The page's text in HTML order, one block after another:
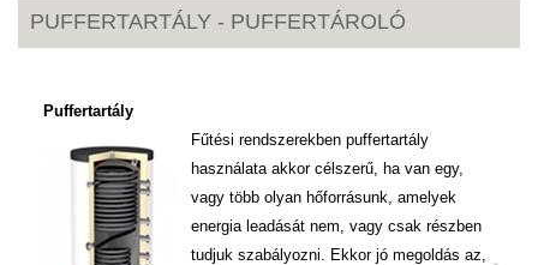
PUFFERTARTÁLY - PUFFERTÁROLÓ
Puffertartály
Fűtési rendszerekben puffertartály
használata akkor célszerű, ha van egy,
vagy több olyan hőforrásunk, amelyek
energia leadását nem, vagy csak részben
tudjuk szabályozni. Ekkor jó megoldás az,